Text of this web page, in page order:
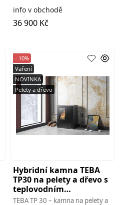
info v obchodě
36 900 Kč
Hybridní kamna TEBA
TP30 na pelety a dřevo s
teplovodním
výměníkem
TEBA TP 30 – kamna na pelety a
- 10%
Vaření
NOVINKA
Pelety a dřevo